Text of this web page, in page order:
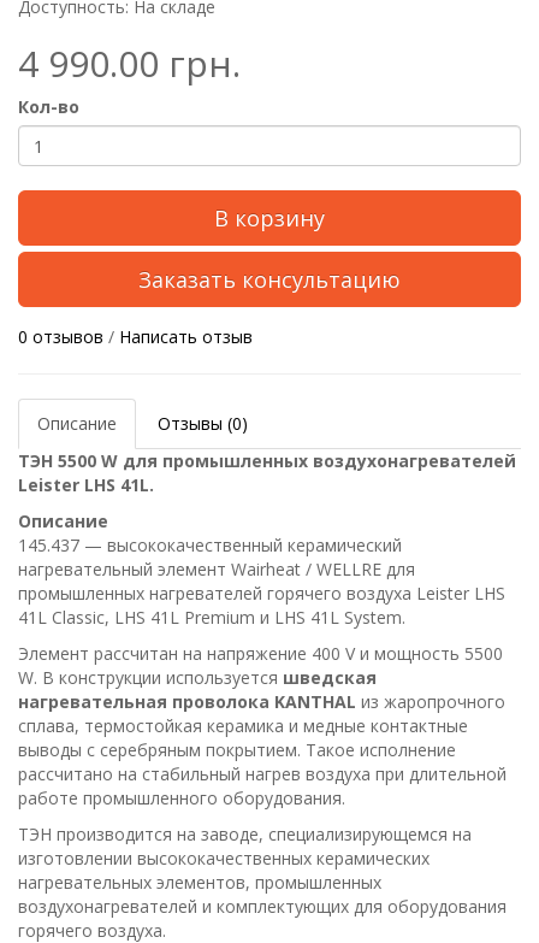
Доступность: На складе
4 990.00 грн.
Кол-во
В корзину
Заказать консультацию
0 отзывов / Написать отзыв
Описание
Отзывы (0)
ТЭН 5500 W для промышленных воздухонагревателей
Leister LHS 41L.
Описание
145.437 — высококачественный керамический
нагревательный элемент Wairheat / WELLRE для
промышленных нагревателей горячего воздуха Leister LHS
41L Classic, LHS 41L Premium и LHS 41L System.
Элемент рассчитан на напряжение 400 V и мощность 5500
W. В конструкции используется шведская
нагревательная проволока KANTHAL из жаропрочного
сплава, термостойкая керамика и медные контактные
выводы с серебряным покрытием. Такое исполнение
рассчитано на стабильный нагрев воздуха при длительной
работе промышленного оборудования.
ТЭН производится на заводе, специализирующемся на
изготовлении высококачественных керамических
нагревательных элементов, промышленных
воздухонагревателей и комплектующих для оборудования
горячего воздуха.